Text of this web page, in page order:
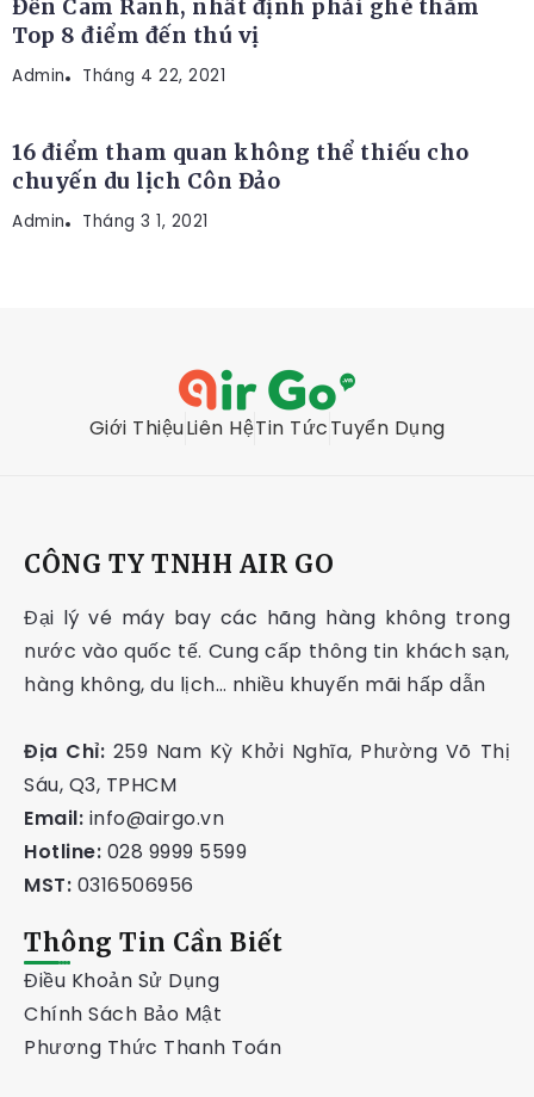
Đến Cam Ranh, nhất định phải ghé thăm
Top 8 điểm đến thú vị
Admin Tháng 4 22, 2021
ĐỊA ĐIỂM DU LỊCH
16 điểm tham quan không thể thiếu cho
chuyến du lịch Côn Đảo
Admin Tháng 3 1, 2021
Giới ThiệuLiên HệTin TứcTuyển Dụng
CÔNG TY TNHH AIR GO
Đại lý vé máy bay các hãng hàng không trong
nước vào quốc tế. Cung cấp thông tin khách sạn,
hàng không, du lịch… nhiều khuyến mãi hấp dẫn
Địa Chỉ: 259 Nam Kỳ Khởi Nghĩa, Phường Võ Thị
Sáu, Q3, TPHCM
Email: info@airgo.vn
Hotline: 028 9999 5599
MST: 0316506956
Thông Tin Cần Biết
Điều Khoản Sử Dụng
Chính Sách Bảo Mật
Phương Thức Thanh Toán